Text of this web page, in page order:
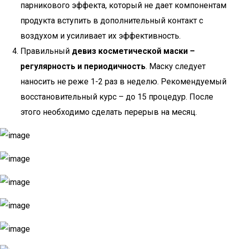
парникового эффекта, который не дает компонентам
продукта вступить в дополнительный контакт с
воздухом и усиливает их эффективность.
Правильный девиз косметической маски –
регулярность и периодичность. Маску следует
наносить не реже 1-2 раз в неделю. Рекомендуемый
восстановительный курс – до 15 процедур. После
этого необходимо сделать перерыв на месяц.